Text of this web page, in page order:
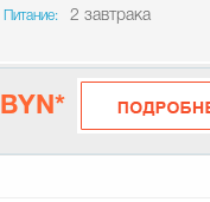
Питание: 2 завтрака